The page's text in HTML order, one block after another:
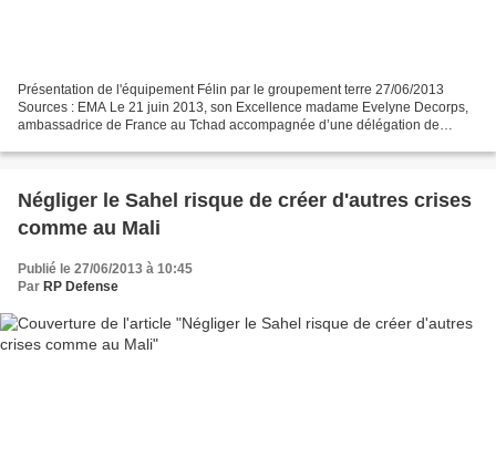
Présentation de l'équipement Félin par le groupement terre 27/06/2013
Sources : EMA Le 21 juin 2013, son Excellence madame Evelyne Decorps,
ambassadrice de France au Tchad accompagnée d’une délégation de
Négliger le Sahel risque de créer d'autres crises
comme au Mali
Publié le 27/06/2013 à 10:45
Par RP Defense